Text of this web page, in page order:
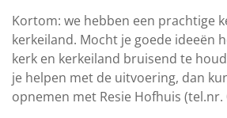
Kortom: we hebben een prachtige
kerkeiland. Mocht je goede ideeën
kerk en kerkeiland bruisend te
je helpen met de uitvoering, dan
opnemen met Resie Hofhuis (tel.nr.